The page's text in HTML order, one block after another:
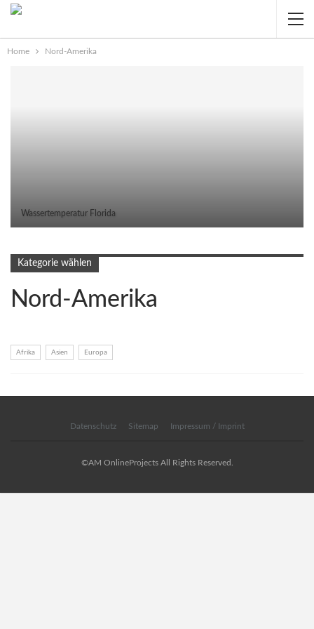
Home Nord-Amerika
Wassertemperatur Florida
Kategorie wählen
Nord-Amerika
Afrika Asien Europa
Datenschutz Sitemap Impressum / Imprint
©AM OnlineProjects All Rights Reserved.